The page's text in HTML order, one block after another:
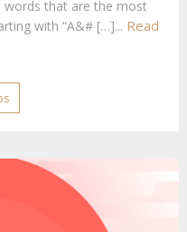
words that are the most
with “A&# […]... Read